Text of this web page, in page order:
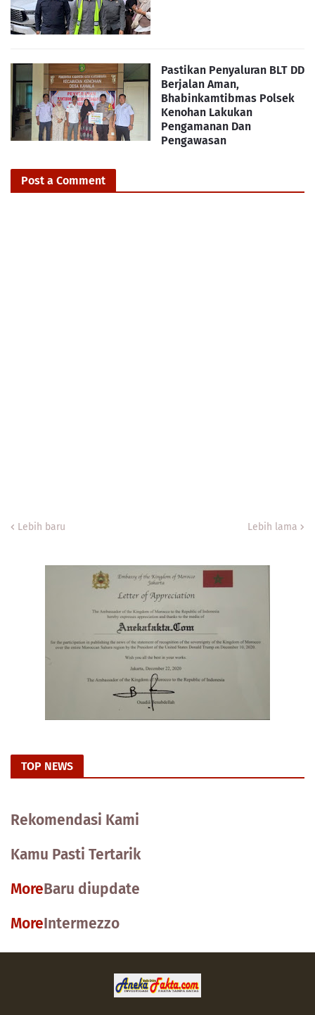
Pastikan Penyaluran BLT DD
Berjalan Aman,
Bhabinkamtibmas Polsek
Kenohan Lakukan
Pengamanan Dan
Pengawasan
Post a Comment
Lebih baru Lebih lama
TOP NEWS
Rekomendasi Kami
Kamu Pasti Tertarik
MoreBaru diupdate
MoreIntermezzo